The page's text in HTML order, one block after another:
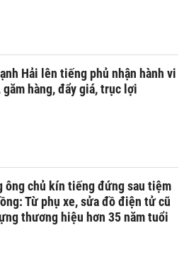
Hải lên tiếng phủ nhận hành vi
hàng, đẩy giá, trục lợi
ông chủ kín tiếng đứng sau tiệm
Từ phụ xe, sửa đồ điện tử cũ
thương hiệu hơn 35 năm tuổi